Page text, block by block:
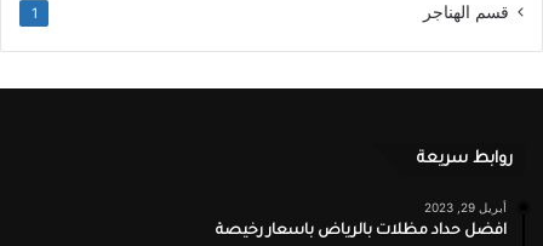
قسم الهناجر 1
روابط سريعة
أبريل 29, 2023
افضل حداد مظلات بالرياض باسعار رخيصة